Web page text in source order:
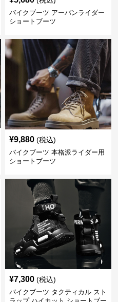
バイクブーツ アーバンライダー
ショートブーツ
¥9,880 (税込)
バイクブーツ 本格派ライダー用
ショートブーツ
¥7,300 (税込)
バイクブーツ タクティカル スト